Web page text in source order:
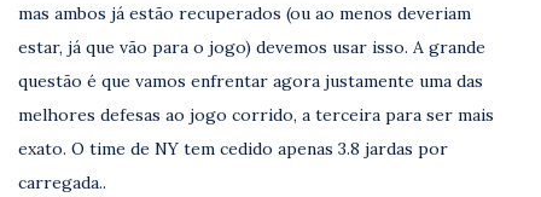
mas ambos já estão recuperados (ou ao menos deveriam
estar, já que vão para o jogo) devemos usar isso. A grande
questão é que vamos enfrentar agora justamente uma das
melhores defesas ao jogo corrido, a terceira para ser mais
exato. O time de NY tem cedido apenas 3.8 jardas por
carregada..